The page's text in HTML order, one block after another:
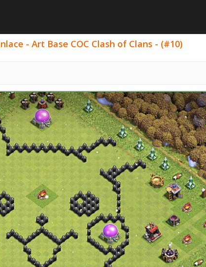
- Art Base COC Clash of Clans - (#10)